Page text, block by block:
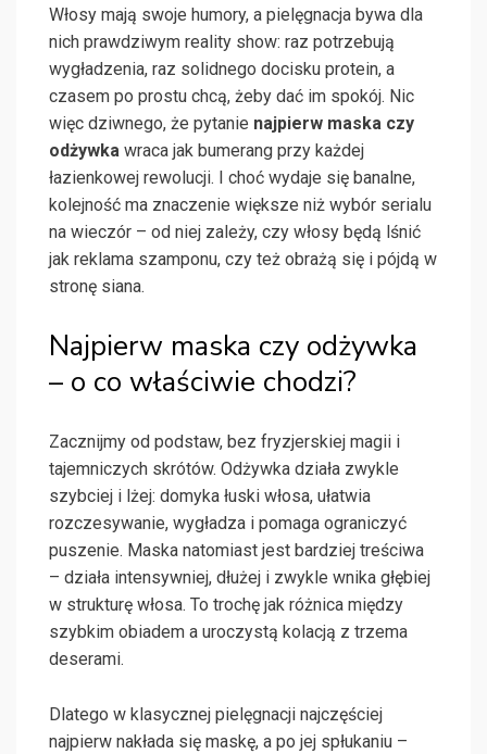
Włosy mają swoje humory, a pielęgnacja bywa dla
nich prawdziwym reality show: raz potrzebują
wygładzenia, raz solidnego docisku protein, a
czasem po prostu chcą, żeby dać im spokój. Nic
więc dziwnego, że pytanie najpierw maska czy
odżywka wraca jak bumerang przy każdej
łazienkowej rewolucji. I choć wydaje się banalne,
kolejność ma znaczenie większe niż wybór serialu
na wieczór – od niej zależy, czy włosy będą lśnić
jak reklama szamponu, czy też obrażą się i pójdą w
stronę siana.
Najpierw maska czy odżywka
– o co właściwie chodzi?
Zacznijmy od podstaw, bez fryzjerskiej magii i
tajemniczych skrótów. Odżywka działa zwykle
szybciej i lżej: domyka łuski włosa, ułatwia
rozczesywanie, wygładza i pomaga ograniczyć
puszenie. Maska natomiast jest bardziej treściwa
– działa intensywniej, dłużej i zwykle wnika głębiej
w strukturę włosa. To trochę jak różnica między
szybkim obiadem a uroczystą kolacją z trzema
deserami.
Dlatego w klasycznej pielęgnacji najczęściej
najpierw nakłada się maskę, a po jej spłukaniu –